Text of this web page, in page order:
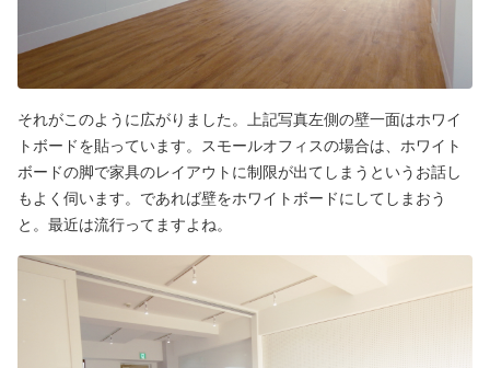
それがこのように広がりました。上記写真左側の壁一面はホワイ
トボードを貼っています。スモールオフィスの場合は、ホワイト
ボードの脚で家具のレイアウトに制限が出てしまうというお話し
もよく伺います。であれば壁をホワイトボードにしてしまおう
と。最近は流行ってますよね。